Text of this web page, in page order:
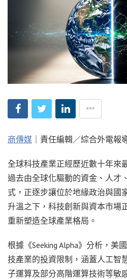
商傳媒 ｜責任編輯／綜合外電報
全球科技產業正經歷近數十年來
過去由全球化驅動的資金、人才
式，正逐步讓位於地緣政治與國
升溫之下，科技創新與資本市場
重新塑造全球產業格局。
根據《Seeking Alpha》分析，美
技產業的投資限制，涵蓋人工智
子運算及部分高階運算技術等敏